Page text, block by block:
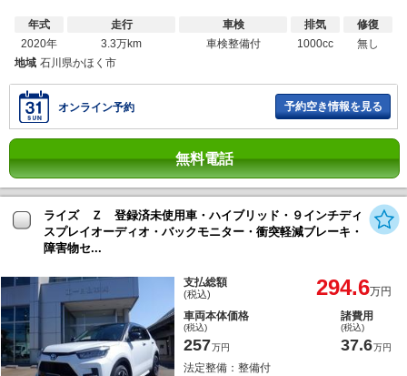
年式
2020年
走行
3.3万km
車検
車検整備付
排気
1000cc
修復
無し
地域 石川県かほく市
オンライン予約 予約空き情報を見る
無料電話
ライズ Ｚ 登録済未使用車・ハイブリッド・９インチディ
スプレイオーディオ・バックモニター・衝突軽減ブレーキ・
障害物セ...
支払総額
(税込) 294.6万円
車両本体価格
(税込)
257万円
諸費用
(税込)
37.6万円
法定整備：整備付